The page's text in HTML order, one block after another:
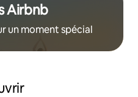
Airbnb
un moment spécial